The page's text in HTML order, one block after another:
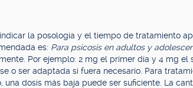
la posología y el tiempo de tratamiento
es: Para psicosis en adultos y
Por ejemplo: 2 mg el primer día y 4 mg
o ser adaptada si fuera necesario. Para
una dosis más baja puede ser suficiente. La